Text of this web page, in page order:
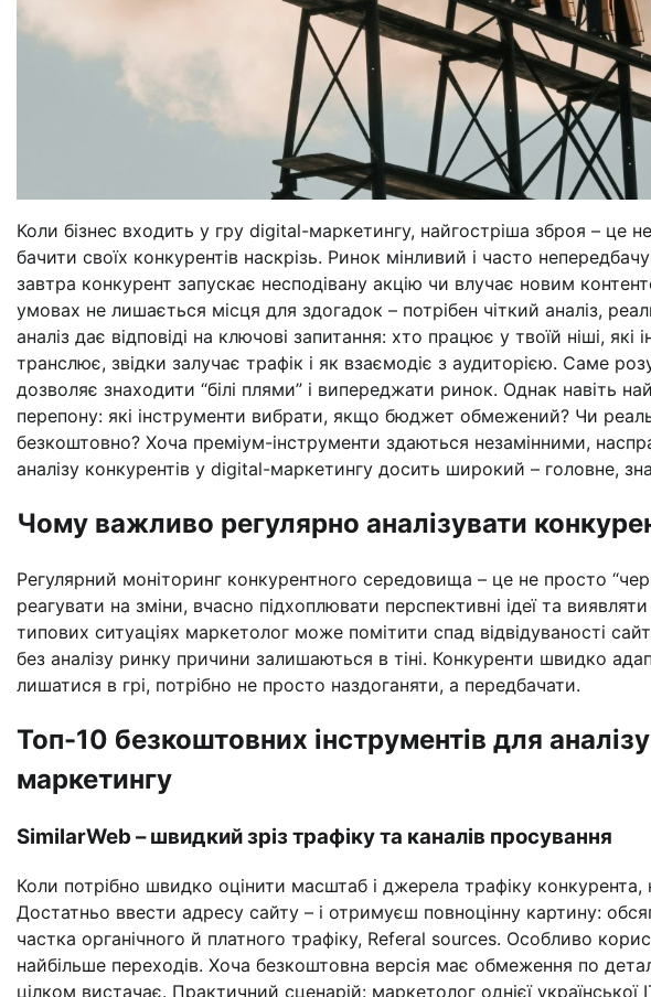
Коли бізнес входить у гру digital-маркетингу, найгостріша зброя – це
бачити своїх конкурентів наскрізь. Ринок мінливий і часто
завтра конкурент запускає несподівану акцію чи влучає новим
умовах не лишається місця для здогадок – потрібен чіткий аналіз,
аналіз дає відповіді на ключові запитання: хто працює у твоїй ніші,
транслює, звідки залучає трафік і як взаємодіє з аудиторією. Саме
дозволяє знаходити “білі плями” і випереджати ринок. Однак навіть
перепону: які інструменти вибрати, якщо бюджет обмежений? Чи
безкоштовно? Хоча преміум-інструменти здаються незамінними,
аналізу конкурентів у digital-маркетингу досить широкий – головне,
Чому важливо регулярно аналізувати
Регулярний моніторинг конкурентного середовища – це не просто
реагувати на зміни, вчасно підхоплювати перспективні ідеї та
типових ситуаціях маркетолог може помітити спад відвідуваності
без аналізу ринку причини залишаються в тіні. Конкуренти швидко
лишатися в грі, потрібно не просто наздоганяти, а передбачати.
Топ-10 безкоштовних інструментів для
маркетингу
SimilarWeb – швидкий зріз трафіку та каналів просування
Коли потрібно швидко оцінити масштаб і джерела трафіку
Достатньо ввести адресу сайту – і отримуєш повноцінну картину:
частка органічного й платного трафіку, Referal sources. Особливо
найбільше переходів. Хоча безкоштовна версія має обмеження по
цілком вистачає. Практичний сценарій: маркетолог однієї української